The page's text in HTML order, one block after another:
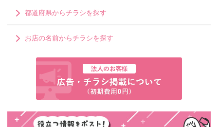
都道府県からチラシを探す
お店の名前からチラシを探す